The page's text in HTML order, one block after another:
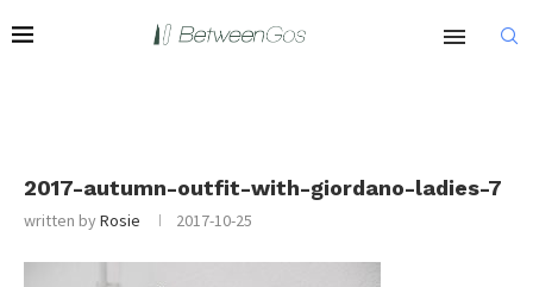
2017-autumn-outfit-with-giordano-ladies-7
written byRosie 2017-10-25